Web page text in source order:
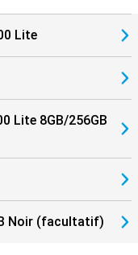
Lite
Lite 8GB/256GB
Noir (facultatif)